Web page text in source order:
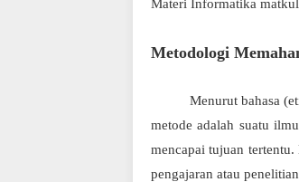
Materi Informatika
Metodologi
Menurut bahasa
metode adalah suatu
mencapai tujuan
pengajaran atau